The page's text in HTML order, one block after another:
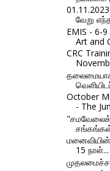
வேறு
EMIS - 6-
Art and
CRC
October
- The
மனைவியின்
15 நாள்...